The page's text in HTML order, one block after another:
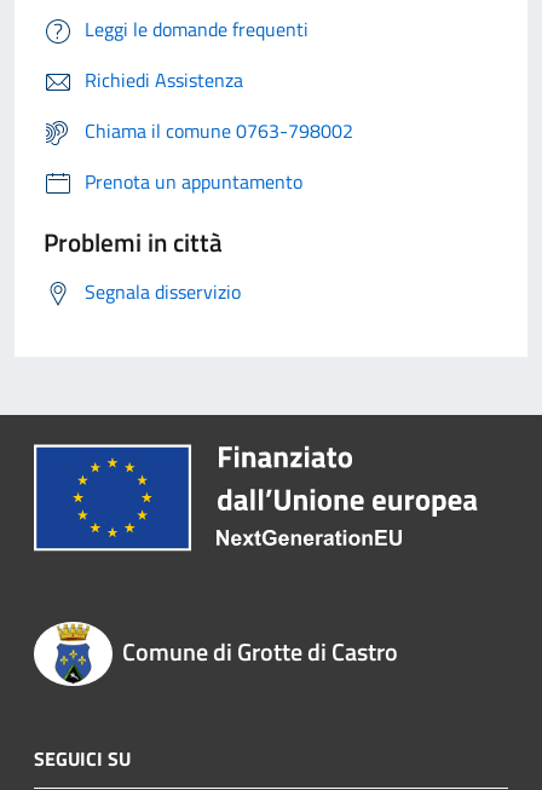
Leggi le domande frequenti
Richiedi Assistenza
Chiama il comune 0763-798002
Prenota un appuntamento
Problemi in città
Segnala disservizio
Comune di Grotte di Castro
SEGUICI SU